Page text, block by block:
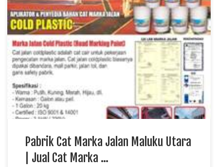
Pabrik Cat Marka Jalan Maluku Utara | Jual Cat Marka Jalan
Harga Murah Jual Cat Marka Jalan Maluku Utara Kami
menyediakan cat marka jalan berkualitas tinggi untuk berbagai
kebutuhan proyek jalan raya, kawasan industri, bandara,
pelabuhan, area parkir, dan fasilitas umum di Maluku Utara.
Pabrik Cat Marka Jalan Maluku Utara
| Jual Cat Marka …